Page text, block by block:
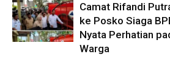
Camat Rifandi
ke Posko Siaga
Nyata Perhatian
Warga